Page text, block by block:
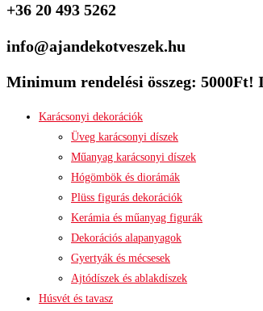
+36 20 493 5262
info@ajandekotveszek.hu
Minimum rendelési összeg: 5000Ft!
Karácsonyi dekorációk
Üveg karácsonyi díszek
Műanyag karácsonyi díszek
Hógömbök és diorámák
Plüss figurás dekorációk
Kerámia és műanyag figurák
Dekorációs alapanyagok
Gyertyák és mécsesek
Ajtódíszek és ablakdíszek
Húsvét és tavasz